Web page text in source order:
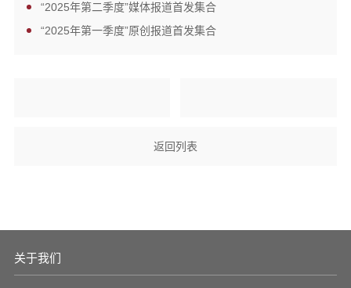
“2025年第二季度”媒体报道首发集合
“2025年第一季度”原创报道首发集合
返回列表
关于我们